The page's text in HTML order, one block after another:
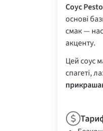
Соус
основі
смак —
акценту.
Цей соус
спагеті,